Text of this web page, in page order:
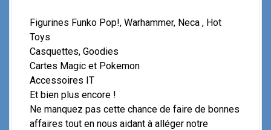
Figurines Funko Pop!, Warhammer, Neca , Hot
Toys
Casquettes, Goodies
Cartes Magic et Pokemon
Accessoires IT
Et bien plus encore !
Ne manquez pas cette chance de faire de bonnes
affaires tout en nous aidant à alléger notre